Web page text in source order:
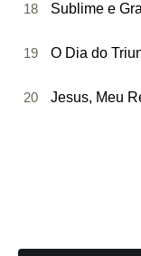
18 Sublime e
19 O Dia do
20 Jesus, Meu